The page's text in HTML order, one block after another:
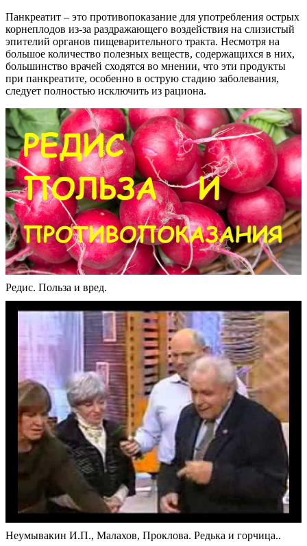
Панкреатит – это противопоказание для употребления острых
корнеплодов из-за раздражающего воздействия на слизистый
эпителий органов пищеварительного тракта. Несмотря на
большое количество полезных веществ, содержащихся в них,
большинство врачей сходятся во мнении, что эти продукты
при панкреатите, особенно в острую стадию заболевания,
следует полностью исключить из рациона.
Редис. Польза и вред.
Неумывакин И.П., Малахов, Проклова. Редька и горчица..